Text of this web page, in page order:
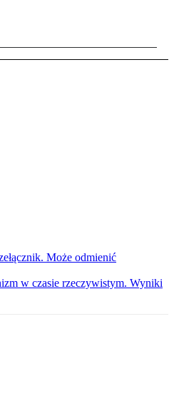
Może odmienić
w czasie rzeczywistym. Wyniki